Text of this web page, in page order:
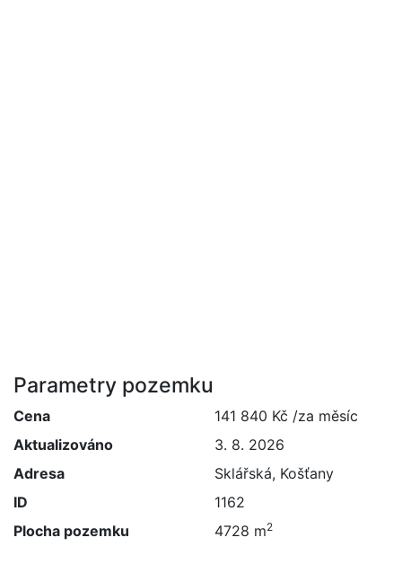
Parametry pozemku
Cena
141 840 Kč /za měsíc
Aktualizováno
3. 8. 2026
Adresa
Sklářská, Košťany
ID
1162
Plocha pozemku
4728 m2